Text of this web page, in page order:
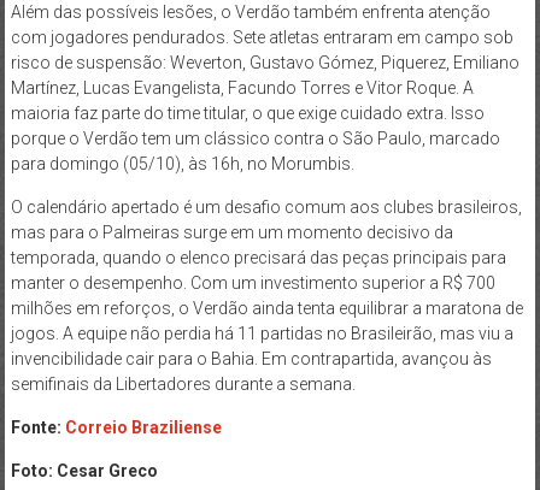
Além das possíveis lesões, o Verdão também enfrenta atenção
com jogadores pendurados. Sete atletas entraram em campo sob
risco de suspensão: Weverton, Gustavo Gómez, Piquerez, Emiliano
Martínez, Lucas Evangelista, Facundo Torres e Vitor Roque. A
maioria faz parte do time titular, o que exige cuidado extra. Isso
porque o Verdão tem um clássico contra o São Paulo, marcado
para domingo (05/10), às 16h, no Morumbis.
O calendário apertado é um desafio comum aos clubes brasileiros,
mas para o Palmeiras surge em um momento decisivo da
temporada, quando o elenco precisará das peças principais para
manter o desempenho. Com um investimento superior a R$ 700
milhões em reforços, o Verdão ainda tenta equilibrar a maratona de
jogos. A equipe não perdia há 11 partidas no Brasileirão, mas viu a
invencibilidade cair para o Bahia. Em contrapartida, avançou às
semifinais da Libertadores durante a semana.
Fonte: Correio Braziliense
Foto: Cesar Greco